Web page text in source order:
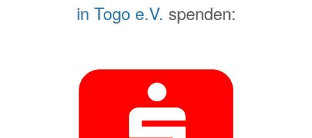
in Togo e.V. spenden: